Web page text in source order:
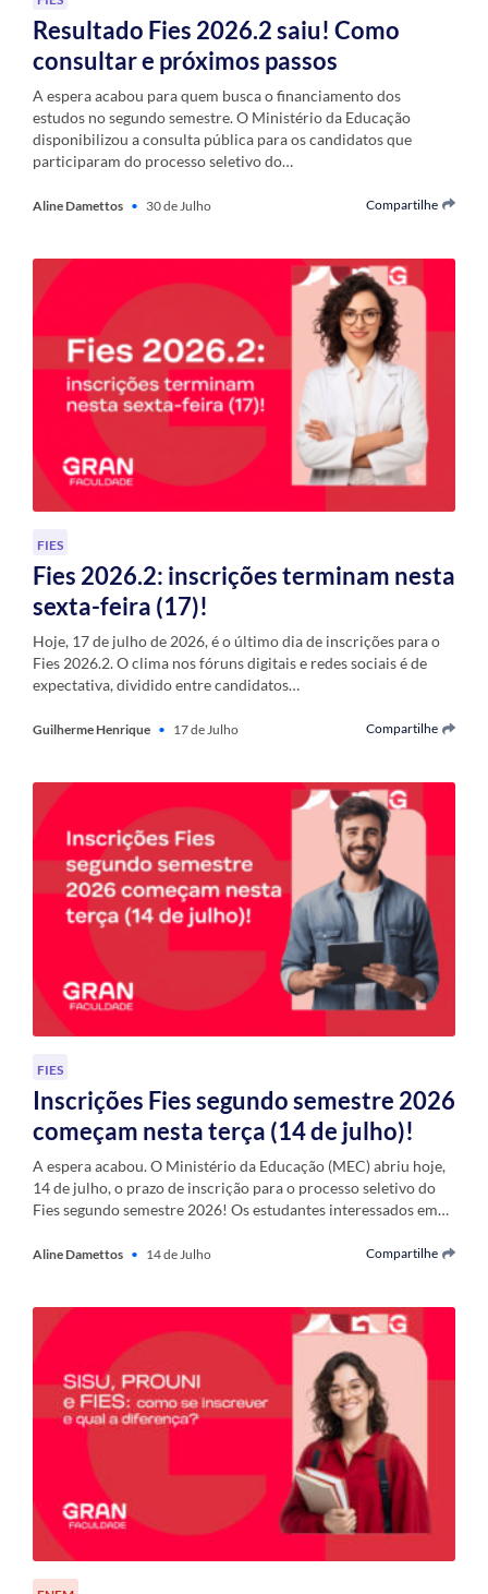
Resultado Fies 2026.2 saiu! Como
consultar e próximos passos
A espera acabou para quem busca o financiamento dos
estudos no segundo semestre. O Ministério da Educação
disponibilizou a consulta pública para os candidatos que
participaram do processo seletivo do…
Aline Damettos • 30 de Julho Compartilhe
FIES
Fies 2026.2: inscrições terminam nesta
sexta-feira (17)!
Hoje, 17 de julho de 2026, é o último dia de inscrições para o
Fies 2026.2. O clima nos fóruns digitais e redes sociais é de
expectativa, dividido entre candidatos…
Guilherme Henrique • 17 de Julho Compartilhe
FIES
Inscrições Fies segundo semestre 2026
começam nesta terça (14 de julho)!
A espera acabou. O Ministério da Educação (MEC) abriu hoje,
14 de julho, o prazo de inscrição para o processo seletivo do
Fies segundo semestre 2026! Os estudantes interessados em…
Aline Damettos • 14 de Julho Compartilhe